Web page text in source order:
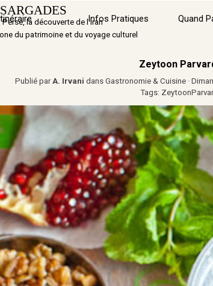
Sauter le menu
▼
Infos Pratiques Quand
la découverte de l'Iran
du patrimoine et du voyage culturel
Zeytoon
Publié parA. Irvani dans Gastronomie & Cuisine ·
Tags: